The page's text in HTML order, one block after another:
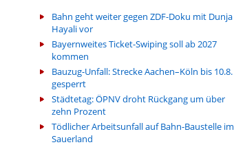
Bahn geht weiter gegen ZDF-Doku mit Dunja
Hayali vor
Bayernweites Ticket-Swiping soll ab 2027
kommen
Bauzug-Unfall: Strecke Aachen–Köln bis 10.8.
gesperrt
Städtetag: ÖPNV droht Rückgang um über
zehn Prozent
Tödlicher Arbeitsunfall auf Bahn-Baustelle im
Sauerland